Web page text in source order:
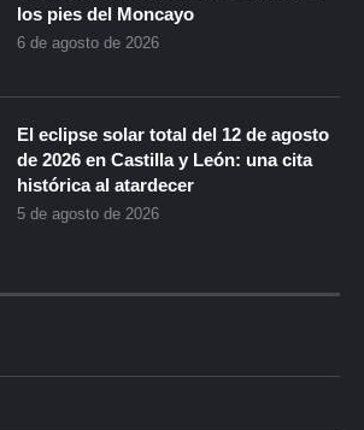
los pies del Moncayo
6 de agosto de 2026
El eclipse solar total del 12 de agosto
de 2026 en Castilla y León: una cita
histórica al atardecer
5 de agosto de 2026